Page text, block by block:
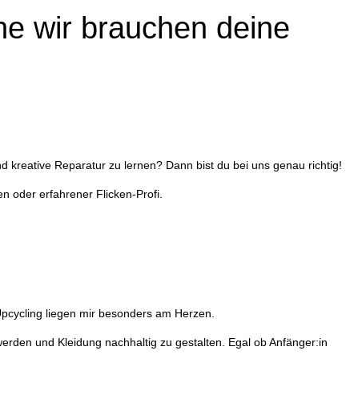
wir brauchen deine
kreative Reparatur zu lernen? Dann bist du bei uns genau richtig!
oder erfahrener Flicken-Profi.
liegen mir besonders am Herzen.
und Kleidung nachhaltig zu gestalten. Egal ob Anfänger:in